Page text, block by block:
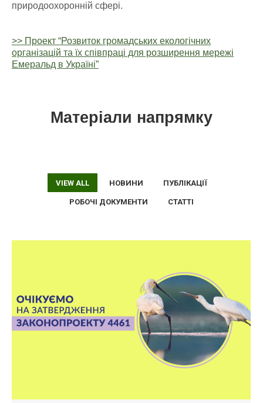
природоохоронній сфері.
>> Проект “Розвиток громадських екологічних
організацій та їх співпраці для розширення мережі
Емеральд в Україні”
Матеріали напрямку
VIEW ALL НОВИНИ ПУБЛІКАЦІЇ
РОБОЧІ ДОКУМЕНТИ СТАТТІ